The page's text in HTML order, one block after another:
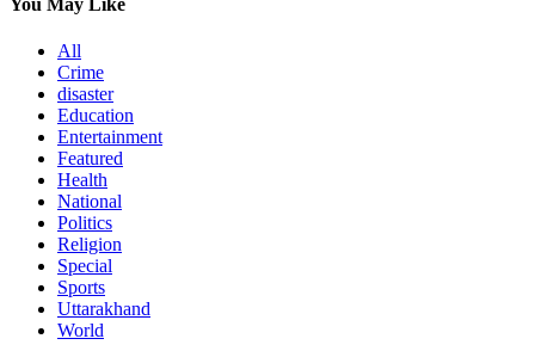
You May Like
All
Crime
disaster
Education
Entertainment
Featured
Health
National
Politics
Religion
Special
Sports
Uttarakhand
World